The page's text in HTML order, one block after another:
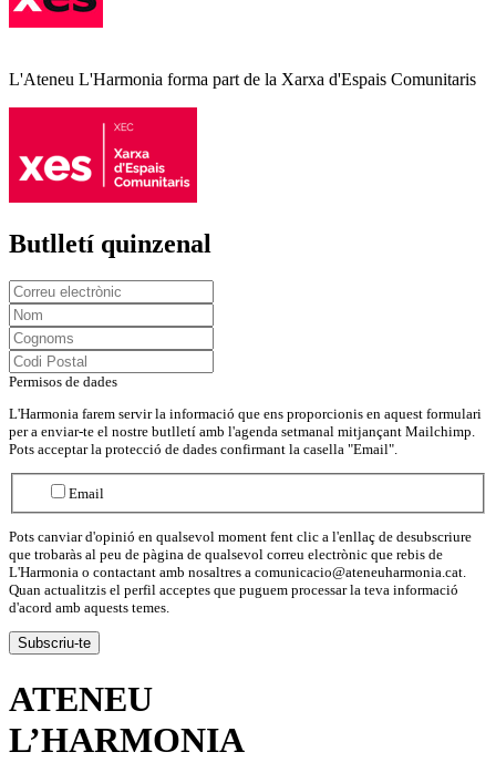
L'Ateneu L'Harmonia forma part de la Xarxa d'Espais Comunitaris
Butlletí quinzenal
Permisos de dades
L'Harmonia farem servir la informació que ens proporcionis en aquest formulari
per a enviar-te el nostre butlletí amb l'agenda setmanal mitjançant Mailchimp.
Pots acceptar la protecció de dades confirmant la casella "Email".
Email
Pots canviar d'opinió en qualsevol moment fent clic a l'enllaç de desubscriure
que trobaràs al peu de pàgina de qualsevol correu electrònic que rebis de
L'Harmonia o contactant amb nosaltres a comunicacio@ateneuharmonia.cat.
Quan actualitzis el perfil acceptes que puguem processar la teva informació
d'acord amb aquests temes.
ATENEU
L’HARMONIA